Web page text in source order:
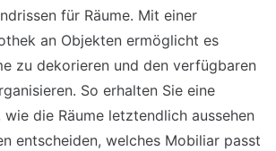
für Räume. Mit einer
an Objekten ermöglicht es
zu dekorieren und den verfügbaren
So erhalten Sie eine
die Räume letztendlich aussehen
entscheiden, welches Mobiliar passt